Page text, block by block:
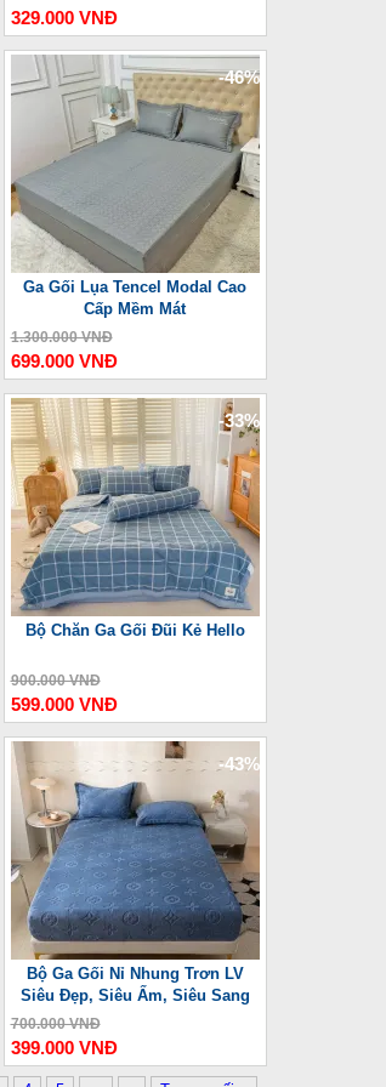
329.000 VNĐ
-46%
Ga Gối Lụa Tencel Modal Cao
Cấp Mềm Mát
1.300.000 VNĐ
699.000 VNĐ
-33%
Bộ Chăn Ga Gối Đũi Kẻ Hello
900.000 VNĐ
599.000 VNĐ
-43%
Bộ Ga Gối Nỉ Nhung Trơn LV
Siêu Đẹp, Siêu Ấm, Siêu Sang
700.000 VNĐ
399.000 VNĐ